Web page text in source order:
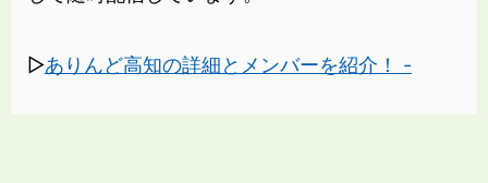
▷ありんど高知の詳細とメンバーを紹介！ -